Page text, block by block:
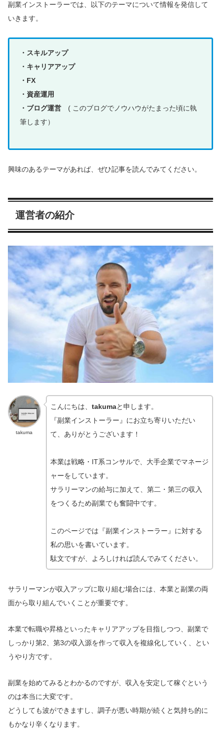
副業インストーラーでは、以下のテーマについて情報を発信して
いきます。
・スキルアップ
・キャリアアップ
・FX
・資産運用
・ブログ運営 ( このブログでノウハウがたまった頃に執
筆します）
興味のあるテーマがあれば、ぜひ記事を読んでみてください。
運営者の紹介
takuma
こんにちは、 takumaと申します。
『副業インストーラー』にお立ち寄りいただい
て、ありがとうございます！
本業は戦略・IT系コンサルで、大手企業でマネージ
ャーをしています。
サラリーマンの給与に加えて、第二・第三の収入
をつくるため副業でも奮闘中です。
このページでは『副業インストーラー』に対する
私の思いを書いています。
駄文ですが、よろしければ読んでみてください。
サラリーマンが収入アップに取り組む場合には、本業と副業の両
面から取り組んでいくことが重要です。
本業で転職や昇格といったキャリアアップを目指しつつ、副業で
しっかり第2、第3の収入源を作って収入を複線化していく、とい
うやり方です。
副業を始めてみるとわかるのですが、収入を安定して稼ぐという
のは本当に大変です。
どうしても波ができますし、調子が悪い時期が続くと気持ち的に
もかなり辛くなります。